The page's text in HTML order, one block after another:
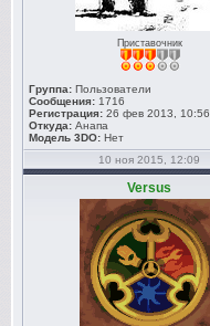
Приставочник
Группа: Пользователи
Сообщения: 1716
Регистрация: 26 фев 2013, 10:56
Откуда: Анапа
Модель 3DO: Нет
10 ноя 2015, 12:09
Versus